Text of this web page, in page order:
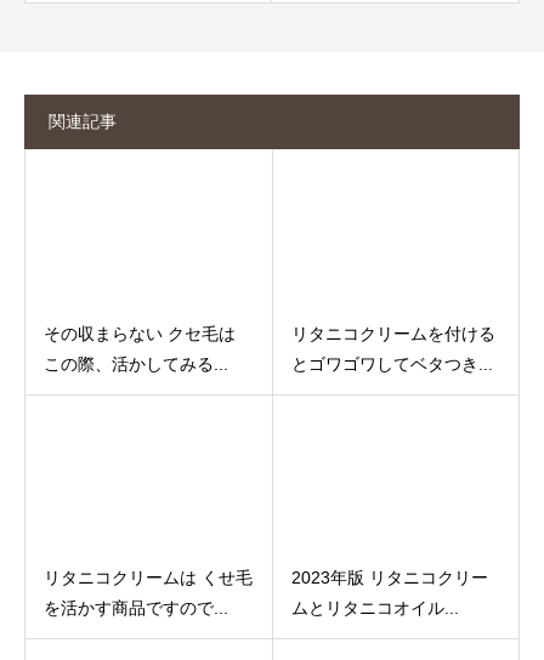
関連記事
その収まらない クセ毛は
この際、活かしてみる...
リタニコクリームを付ける
とゴワゴワしてベタつき...
リタニコクリームは くせ毛
を活かす商品ですので...
2023年版 リタニコクリー
ムとリタニコオイル...